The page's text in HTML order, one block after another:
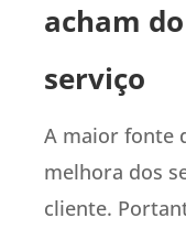
acham
serviço
A maior fonte
melhora dos
cliente.